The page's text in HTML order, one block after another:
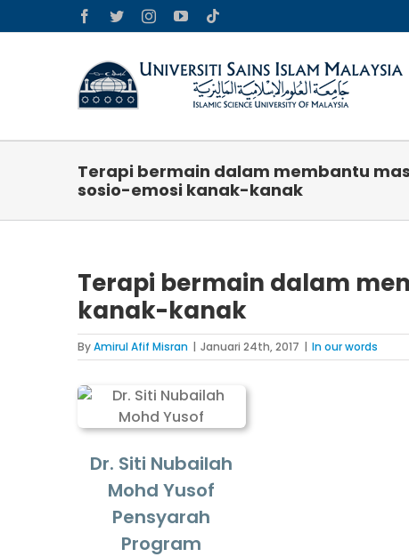
to
Facebook
TwitterInstagramYouTube
Terapi bermain dalam membantu
sosio-emosi kanak-kanak
Terapi bermain dalam
kanak-kanak
ByAmirul Afif Misran | Januari 24th, 2017 | In our words
Dr. Siti Nubailah
Mohd Yusof
Pensyarah
Program